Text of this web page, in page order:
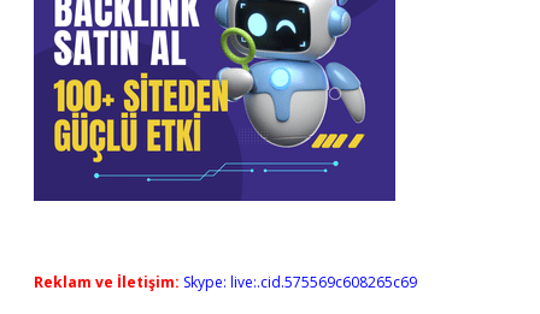
Reklam ve İletişim: Skype: live:.cid.575569c608265c69